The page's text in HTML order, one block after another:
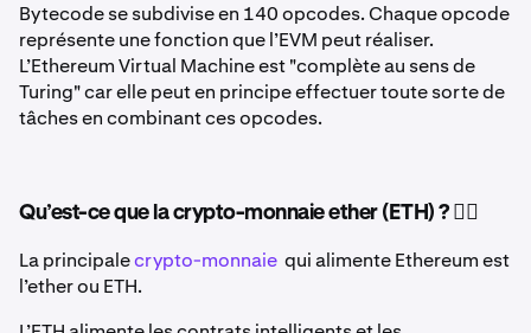
Bytecode se subdivise en 140 opcodes. Chaque opcode
représente une fonction que l’EVM peut réaliser.
L’Ethereum Virtual Machine est "complète au sens de
Turing" car elle peut en principe effectuer toute sorte de
tâches en combinant ces opcodes.
Qu’est-ce que la crypto-monnaie ether (ETH) ? 🤷‍♂️
La principalecrypto-monnaie qui alimente Ethereum est
l’ether ou ETH.